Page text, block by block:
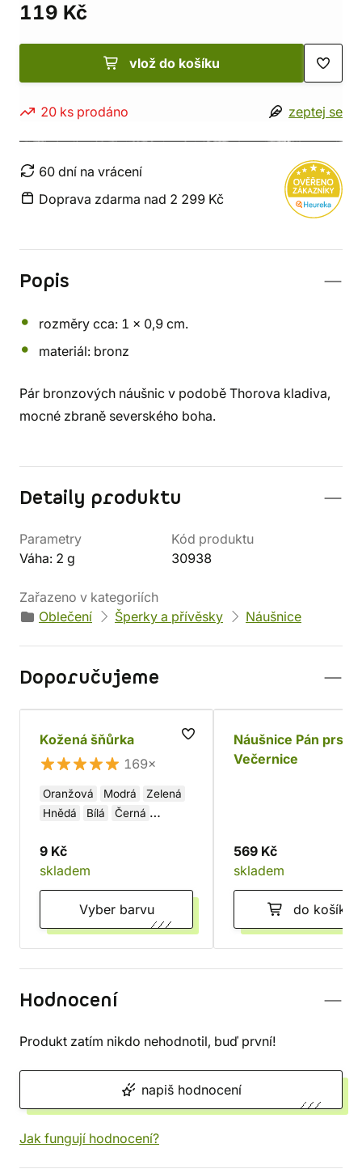
119 Kč
vlož do košíku
20 ks prodáno zeptej se
60 dní na vrácení
Doprava zdarma nad 2 299 Kč
Popis
rozměry cca: 1 x 0,9 cm.
materiál: bronz
Pár bronzových náušnic v podobě Thorova kladiva,
mocné zbraně severského boha.
Detaily produktu
Parametry
Váha: 2 g
Kód produktu
30938
Zařazeno v kategoriích
Oblečení
Šperky a přívěsky Náušnice
Doporučujeme
Kožená šňůrka
169×
Oranžová Modrá
Zelená
Hnědá
Bílá
Černá
9 Kč
skladem
Vyber barvu
Náušnice Pán
Večernice
569 Kč
skladem
do košíku
Hodnocení
Produkt zatím nikdo nehodnotil, buď první!
napiš hodnocení
Jak fungují hodnocení?